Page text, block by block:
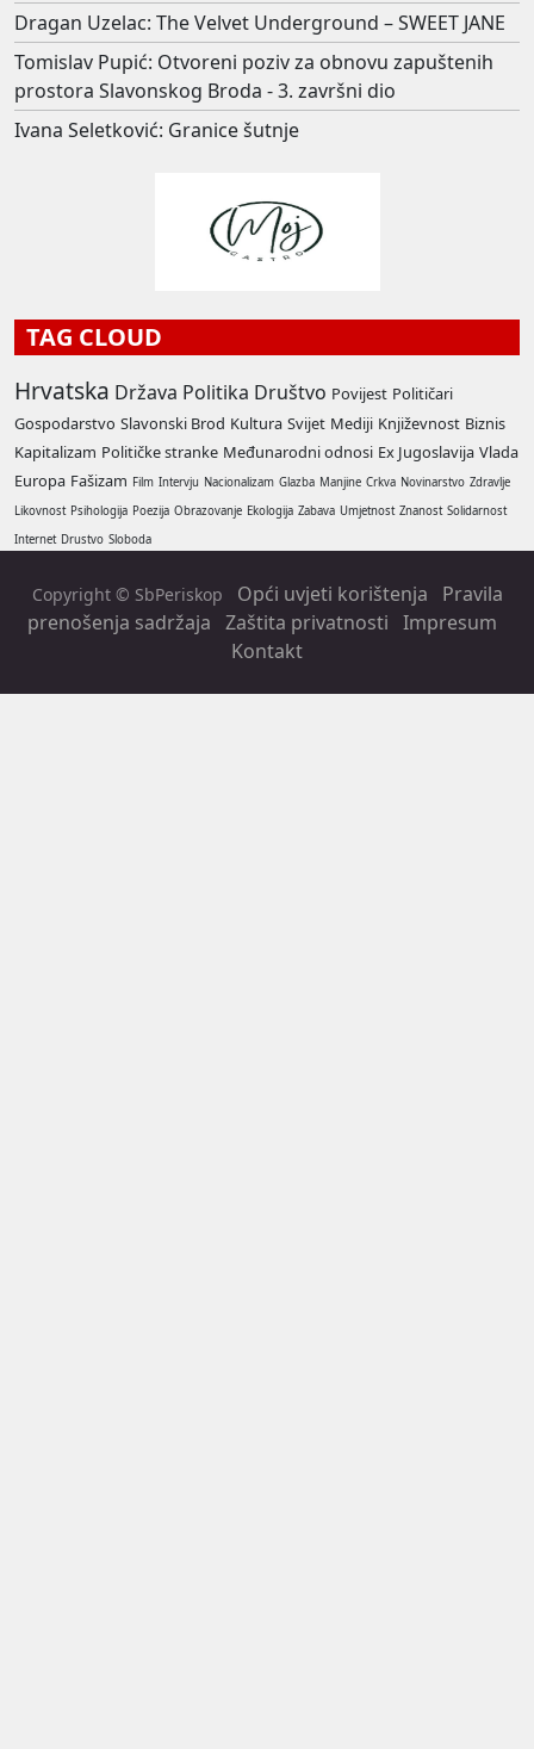
Dragan Uzelac: The Velvet Underground – SWEET JANE
Tomislav Pupić: Otvoreni poziv za obnovu zapuštenih
prostora Slavonskog Broda - 3. završni dio
Ivana Seletković: Granice šutnje
TAG CLOUD
Hrvatska Država Politika Društvo Povijest Političari
Gospodarstvo Slavonski Brod Kultura Svijet Mediji Književnost Biznis
Kapitalizam Političke stranke Međunarodni odnosi Ex Jugoslavija Vlada
Europa Fašizam Film Intervju Nacionalizam Glazba Manjine Crkva Novinarstvo Zdravlje
Likovnost Psihologija Poezija Obrazovanje Ekologija Zabava Umjetnost Znanost Solidarnost
Internet Drustvo Sloboda
Copyright © SbPeriskop Opći uvjeti korištenja
Pravila
prenošenja sadržaja Zaštita privatnosti Impresum
Kontakt